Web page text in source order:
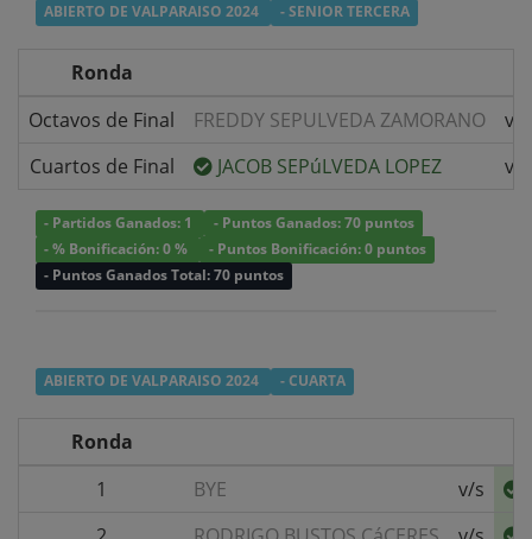
ABIERTO DE VALPARAISO 2024 - SENIOR TERCERA
Ronda
Octavos de Final
FREDDY SEPULVEDA ZAMORANO
v/s
Cuartos de Final
JACOB SEPúLVEDA LOPEZ v/s
- Partidos Ganados: 1
- Puntos Ganados: 70 puntos
- % Bonificación: 0 %
- Puntos Bonificación: 0 puntos
- Puntos Ganados Total: 70 puntos
ABIERTO DE VALPARAISO 2024 - CUARTA
Ronda
1
BYE v/s